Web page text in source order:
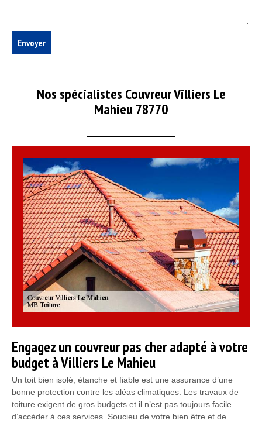
Nos spécialistes Couvreur Villiers Le
Mahieu 78770
Engagez un couvreur pas cher adapté à votre
budget à Villiers Le Mahieu
Un toit bien isolé, étanche et fiable est une assurance d’une
bonne protection contre les aléas climatiques. Les travaux de
toiture exigent de gros budgets et il n’est pas toujours facile
d’accéder à ces services. Soucieu de votre bien être et de